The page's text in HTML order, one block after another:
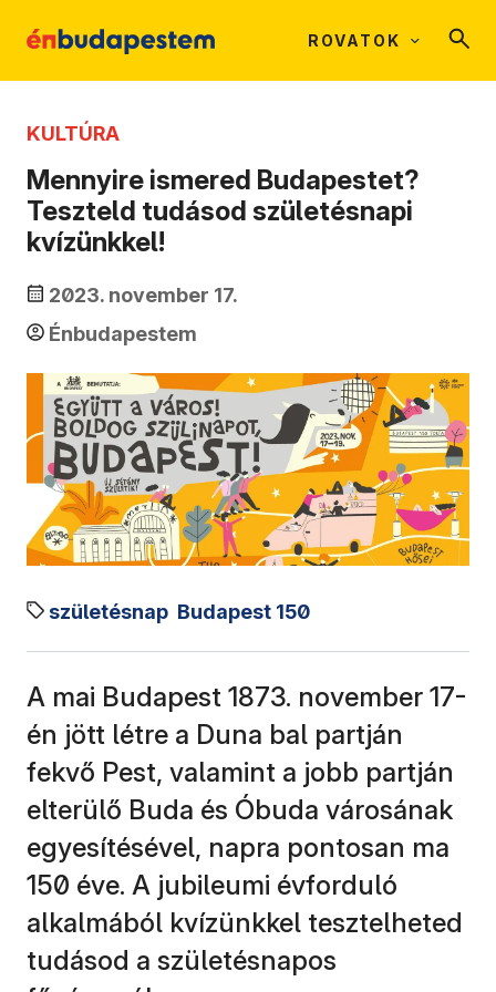
ROVATOK
KULTÚRA
Mennyire ismered Budapestet?
Teszteld tudásod születésnapi
kvízünkkel!
2023. november 17.
Énbudapestem
születésnap Budapest 150
A mai Budapest 1873. november 17-
én jött létre a Duna bal partján
fekvő Pest, valamint a jobb partján
elterülő Buda és Óbuda városának
egyesítésével, napra pontosan ma
150 éve. A jubileumi évforduló
alkalmából kvízünkkel tesztelheted
tudásod a születésnapos